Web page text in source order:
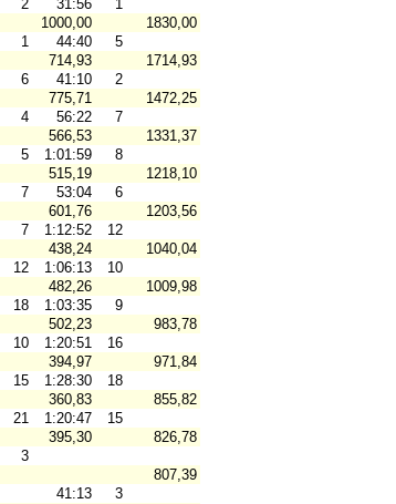
2 31:56
1
1000,00
1830,00
1 44:40
5
714,93
1714,93
6 41:10
2
775,71
1472,25
4 56:22
7
566,53
1331,37
5 1:01:59
8
515,19
1218,10
7 53:04
6
601,76
1203,56
7 1:12:52
12
438,24
1040,04
12 1:06:13
10
482,26
1009,98
18 1:03:35
9
502,23
983,78
10 1:20:51
16
394,97
971,84
15 1:28:30
18
360,83
855,82
21 1:20:47
15
395,30
826,78
3
807,39
41:13
3